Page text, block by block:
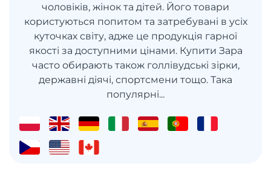
чоловіків, жінок та дітей. Його товари
користуються попитом та затребувані в усіх
куточках світу, адже це продукція гарної
якості за доступними цінами. Купити Зара
часто обирають також голлівудські зірки,
державні діячі, спортсмени тощо. Така
популярні...